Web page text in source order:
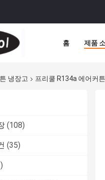
홈 제품
냉장고 프리쿨 R134a 에어커
(108)
(35)